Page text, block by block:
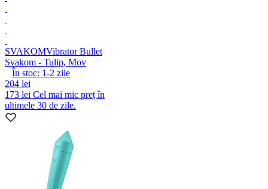
SVAKOMVibrator Bullet
Svakom - Tulip, Mov
În stoc: 1-2 zile
204 lei
173 lei Cel mai mic preț în
ultimele 30 de zile.